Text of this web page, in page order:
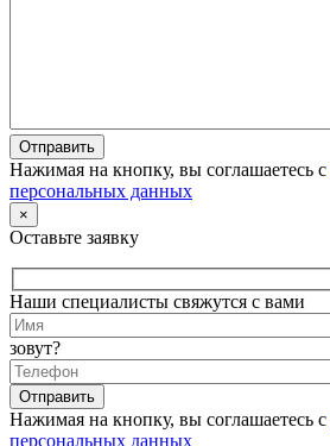
Нажимая на кнопку, вы соглашаетесь с
персональных данных
×
Оставьте заявку
Наши специалисты свяжутся с вами
зовут?
Нажимая на кнопку, вы соглашаетесь с
персональных данных